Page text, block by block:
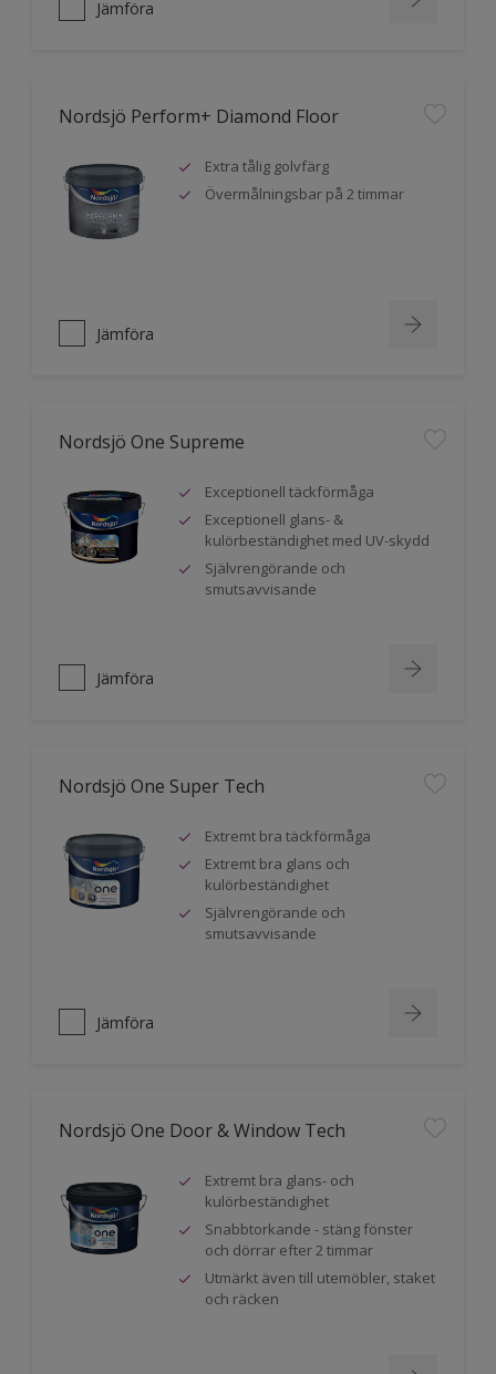
Jämföra
Nordsjö Perform+ Diamond Floor
Extra tålig golvfärg
Övermålningsbar på 2 timmar
Jämföra
Nordsjö One Supreme
Exceptionell täckförmåga
Exceptionell glans- &
kulörbeständighet med UV-skydd
Självrengörande och
smutsavvisande
Jämföra
Nordsjö One Super Tech
Extremt bra täckförmåga
Extremt bra glans och
kulörbeständighet
Självrengörande och
smutsavvisande
Jämföra
Nordsjö One Door & Window Tech
Extremt bra glans- och
kulörbeständighet
Snabbtorkande - stäng fönster
och dörrar efter 2 timmar
Utmärkt även till utemöbler, staket
och räcken